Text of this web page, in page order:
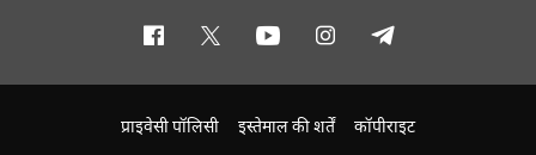
प्राइवेसी पॉलिसी इस्तेमाल की शर्तें कॉपीराइट